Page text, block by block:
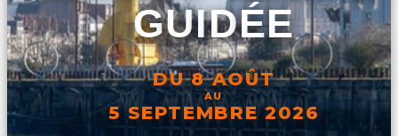
GUIDÉE
DU 8 AOÛT
AU
5 SEPTEMBRE 2026